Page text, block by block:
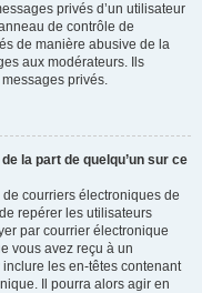
privés d’un utilisateur
de contrôle de
de manière abusive de la
aux modérateurs. Ils
privés.
la part de quelqu’un sur ce
courriers électroniques de
repérer les utilisateurs
par courrier électronique
vous avez reçu à un
inclure les en-têtes contenant
Il pourra alors agir en